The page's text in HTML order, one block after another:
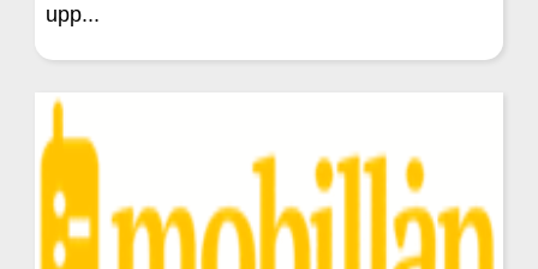
upp...